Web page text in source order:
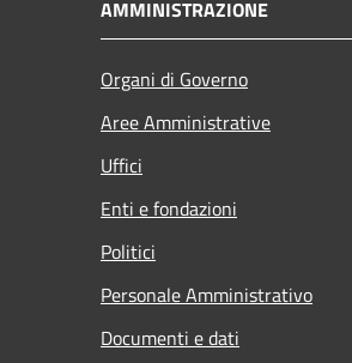
AMMINISTRAZIONE
Organi di Governo
Aree Amministrative
Uffici
Enti e fondazioni
Politici
Personale Amministrativo
Documenti e dati